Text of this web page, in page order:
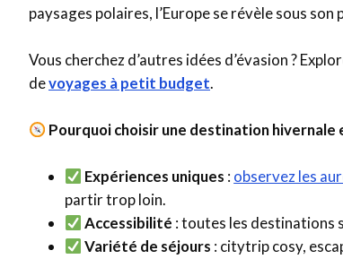
paysages polaires, l’Europe se révèle sous son
Vous cherchez d’autres idées d’évasion ?
devoyages à petit budget.
Pourquoi choisir une destination hivernale
Expériences uniques : observez les
partir trop loin.
Accessibilité : toutes les destinations
Variété de séjours : citytrip cosy,